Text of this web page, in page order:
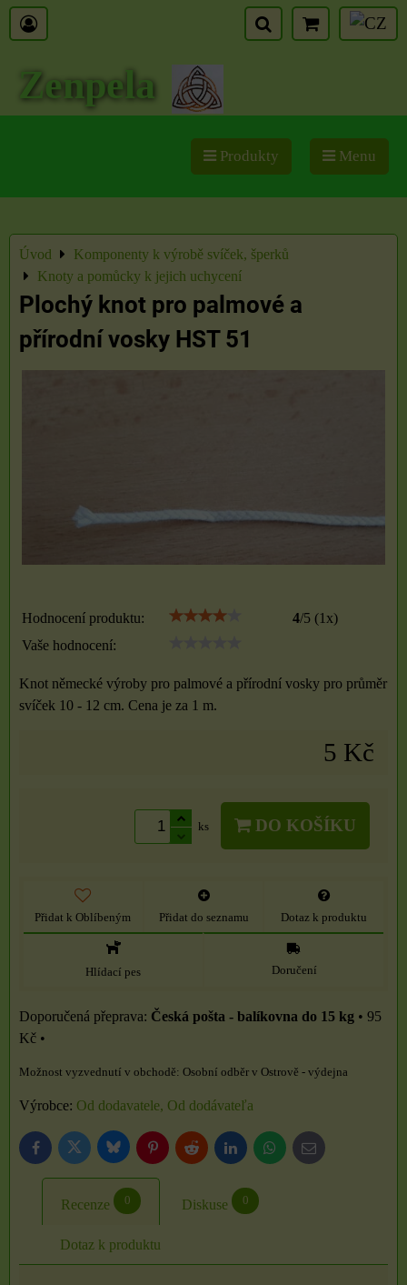
Zenpela
Produkty Menu
Úvod
Komponenty k výrobě svíček, šperků
Knoty a pomůcky k jejich uchycení
Plochý knot pro palmové a
přírodní vosky HST 51
Hodnocení produktu: 4/5 (1 x)
Vaše hodnocení:
Knot německé výroby pro palmové a přírodní vosky pro průměr
svíček 10 - 12 cm. Cena je za 1 m.
5 Kč
ks DO KOŠÍKU
Přidat k Oblíbeným Přidat do seznamu Dotaz k produktu
Hlídací pes Doručení
Česká pošta - balíkovna do 15 kg • 95
Kč •
Osobní odběr v Ostrově - výdejna
Výrobce: Od dodavatele, Od dodávateľa
FacebookTwitter BlueskyPinterestReddit LinkedInWhatsApp
E-
mail
Recenze 0 Diskuse 0
Dotaz k produktu